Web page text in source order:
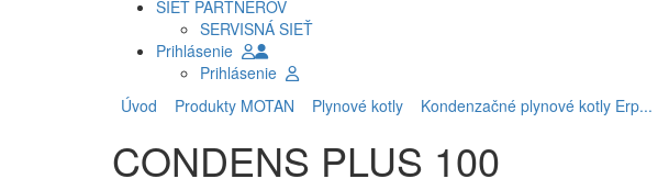
SIEŤ PARTNEROV
SERVISNÁ SIEŤ
Prihlásenie
Prihlásenie
Úvod
Produkty MOTAN Plynové kotly Kondenzačné plynové kotly Erp...
CONDENS PLUS 100